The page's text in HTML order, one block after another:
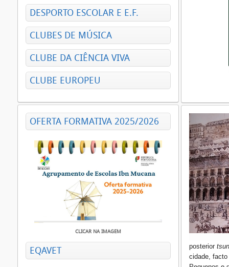
posterior
cidade, facto
DESPORTO ESCOLAR E E.F.
CLUBES DE MÚSICA
CLUBE DA CIÊNCIA VIVA
CLUBE EUROPEU
OFERTA FORMATIVA 2025/2026
CLICAR NA IMAGEM
EQAVET